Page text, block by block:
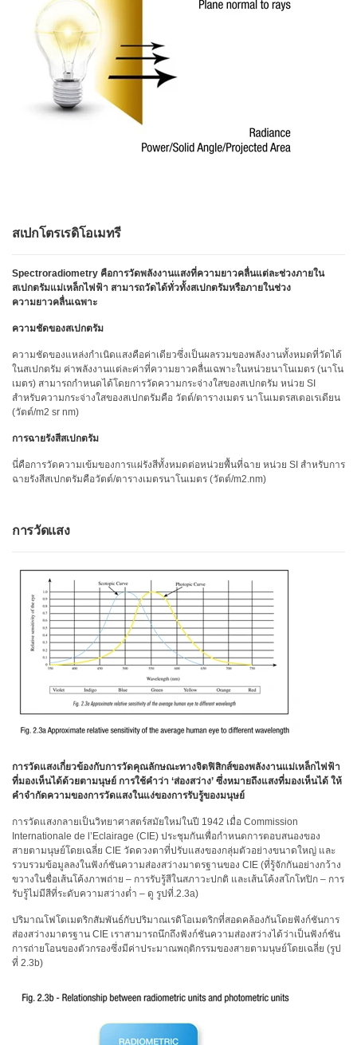
สัมมนา
ต้องการ
พบ
บล็อก
กับ
เรา
ข้อมูล
องค์กร
(ENG)
หน่วย
ธุรกิจ
การ
(ENG)
จำหน่าย
มุม
ผลิตภัณฑ์
ด้าน
เทคนิค
ข่าว
เรา
สเปกโตรเรดิโอเมทรี
Spectroradiometry คือการวัดพลังงานแสงที่ความยาวคลื่นแต่ละช่วงภายใน
สเปกตรัมแม่เหล็กไฟฟ้า สามารถวัดได้ทั่วทั้งสเปกตรัมหรือภายในช่วง
ความยาวคลื่นเฉพาะ
ความชัดของสเปกตรัม
ความชัดของแหล่งกำเนิดแสงคือค่าเดียวซึ่งเป็นผลรวมของพลังงานทั้งหมดที่วัดได้
ในสเปกตรัม ค่าพลังงานแต่ละค่าที่ความยาวคลื่นเฉพาะในหน่วยนาโนเมตร (นาโน
เมตร) สามารถกำหนดได้โดยการวัดความกระจ่างใสของสเปกตรัม หน่วย SI
สำหรับความกระจ่างใสของสเปกตรัมคือ วัตต์/ตารางเมตร นาโนเมตรสเตอเรเดียน
(วัตต์/m2 sr nm)
การฉายรังสีสเปกตรัม
นี่คือการวัดความเข้มของการแผ่รังสีทั้งหมดต่อหน่วยพื้นที่ฉาย หน่วย SI สำหรับการ
ฉายรังสีสเปกตรัมคือวัตต์/ตารางเมตรนาโนเมตร (วัตต์/m2.nm)
การวัดแสง
การวัดแสงเกี่ยวข้องกับการวัดคุณลักษณะทางจิตฟิสิกส์ของพลังงานแม่เหล็กไฟฟ้า
ที่มองเห็นได้ด้วยตามนุษย์ การใช้คำว่า ‘ส่องสว่าง’ ซึ่งหมายถึงแสงที่มองเห็นได้ ให้
คำจำกัดความของการวัดแสงในแง่ของการรับรู้ของมนุษย์
การวัดแสงกลายเป็นวิทยาศาสตร์สมัยใหม่ในปี 1942 เมื่อ Commission
Internationale de l’Eclairage (CIE) ประชุมกันเพื่อกำหนดการตอบสนองของ
สายตามนุษย์โดยเฉลี่ย CIE วัดดวงตาที่ปรับแสงของกลุ่มตัวอย่างขนาดใหญ่ และ
รวบรวมข้อมูลลงในฟังก์ชันความส่องสว่างมาตรฐานของ CIE (ที่รู้จักกันอย่างกว้าง
ขวางในชื่อเส้นโค้งภาพถ่าย – การรับรู้สีในสภาวะปกติ และเส้นโค้งสโกโทปิก – การ
รับรู้ไม่มีสีที่ระดับความสว่างต่ำ – ดู รูปที่.2.3a)
ปริมาณโฟโตเมตริกสัมพันธ์กับปริมาณเรดิโอเมตริกที่สอดคล้องกันโดยฟังก์ชันการ
ส่องสว่างมาตรฐาน CIE เราสามารถนึกถึงฟังก์ชันความส่องสว่างได้ว่าเป็นฟังก์ชัน
การถ่ายโอนของตัวกรองซึ่งมีค่าประมาณพฤติกรรมของสายตามนุษย์โดยเฉลี่ย (รูป
ที่ 2.3b)